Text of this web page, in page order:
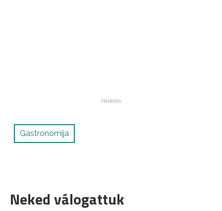
Gastronomija
Neked válogattuk